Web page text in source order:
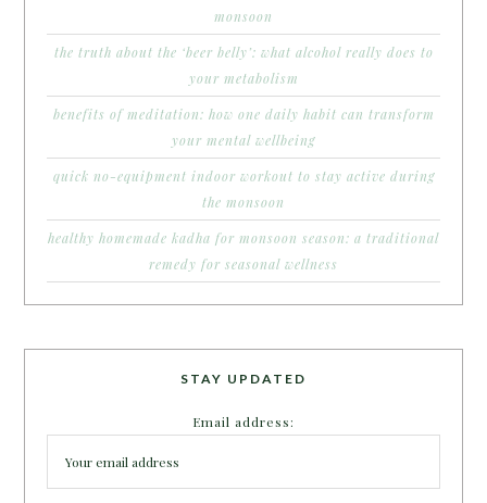
monsoon
the truth about the ‘beer belly’: what alcohol really does to
your metabolism
benefits of meditation: how one daily habit can transform
your mental wellbeing
quick no-equipment indoor workout to stay active during
the monsoon
healthy homemade kadha for monsoon season: a traditional
remedy for seasonal wellness
STAY UPDATED
Email address: